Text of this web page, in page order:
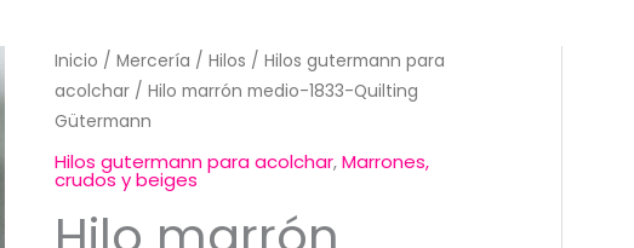
Inicio / Mercería / Hilos / Hilos gutermann para
acolchar/ Hilo marrón medio-1833-Quilting
Gütermann
Hilos gutermann para acolchar,Marrones,
crudos y beiges